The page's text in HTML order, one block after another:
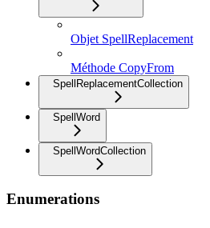
Objet SpellReplacement
Méthode CopyFrom
SpellReplacementCollection
SpellWord
SpellWordCollection
Enumerations